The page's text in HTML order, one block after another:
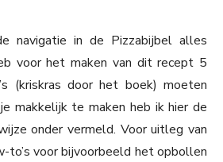
navigatie in de Pizzabijbel alles
voor het maken van dit recept 5
(kriskras door het boek) moeten
makkelijk te maken heb ik hier de
onder vermeld. Voor uitleg van
to’s voor bijvoorbeeld het opbollen